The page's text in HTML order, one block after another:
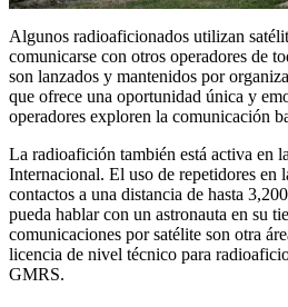
Algunos radioaficionados utilizan
comunicarse con otros operadores de
son lanzados y mantenidos por
que ofrece una oportunidad única y
operadores exploren la comunicación
La radioafición también está activa en
Internacional. El uso de repetidores en
contactos a una distancia de hasta
pueda hablar con un astronauta en su
comunicaciones por satélite son otra
licencia de nivel técnico para
GMRS.